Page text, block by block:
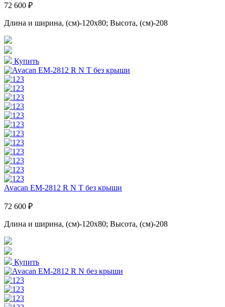
72 600 ₽
Длина и ширина, (см)-120x80; Высота, (см)-208
Купить
Avacan EM-2812 R N T без крыши
72 600 ₽
Длина и ширина, (см)-120x80; Высота, (см)-208
Купить